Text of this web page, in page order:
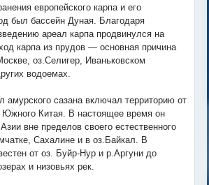
европейского карпа и его
был бассейн Дуная. Благодаря
ареал карпа продвинулся на
карпа из прудов — основная причина
оз.Селигер, Иваньковском
водоемах.
амурского сазана включал территорию от
Китая. В настоящее время он
вне пределов своего естественного
Сахалине и в оз.Байкал. В
от оз. Буйр-Нур и р.Аргуни до
и низовьях рек.